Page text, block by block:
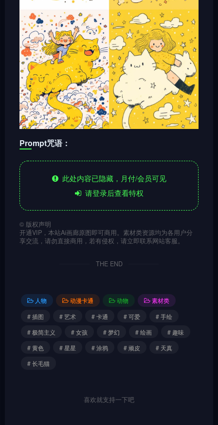
Prompt咒语：
此处内容已隐藏，月付/会员可见
请登录后查看特权
© 版权声明
开通VIP，本站Ai画廊原图即可商用。素材类资源均为各用户分
享交流，请勿直接商用，若有侵权，请立即联系网站客服。
THE END
人物 动漫卡通 动物
素材类
# 插图
# 艺术 # 卡通 # 可爱
# 手绘
# 极简主义
# 女孩 # 梦幻 # 绘画
# 趣味
# 黄色
# 星星 # 涂鸦 # 顽皮
# 天真
# 长毛猫
喜欢就支持一下吧